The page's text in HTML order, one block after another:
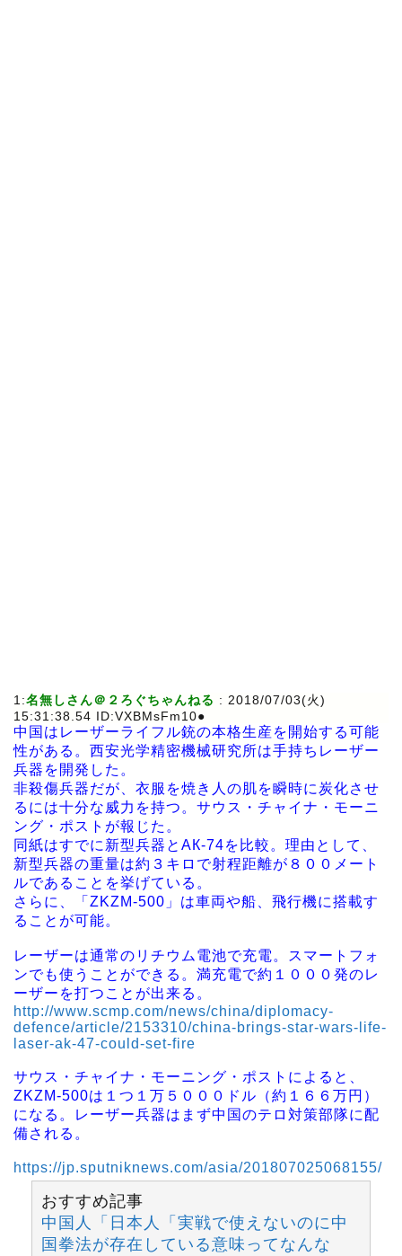
1:名無しさん＠２ろぐちゃんねる : 2018/07/03(火)
15:31:38.54 ID:VXBMsFm10●
中国はレーザーライフル銃の本格生産を開始する可能
性がある。西安光学精密機械研究所は手持ちレーザー
兵器を開発した。
非殺傷兵器だが、衣服を焼き人の肌を瞬時に炭化させ
るには十分な威力を持つ。サウス・チャイナ・モーニ
ング・ポストが報じた。
同紙はすでに新型兵器とАК-74を比較。理由として、
新型兵器の重量は約３キロで射程距離が８００メート
ルであることを挙げている。
さらに、「ZKZM-500」は車両や船、飛行機に搭載す
ることが可能。
レーザーは通常のリチウム電池で充電。スマートフォ
ンでも使うことができる。満充電で約１０００発のレ
ーザーを打つことが出来る。
http://www.scmp.com/news/china/diplomacy-
defence/article/2153310/china-brings-star-wars-life-
laser-ak-47-could-set-fire
サウス・チャイナ・モーニング・ポストによると、
ZKZM-500は１つ１万５０００ドル（約１６６万円）
になる。レーザー兵器はまず中国のテロ対策部隊に配
備される。
https://jp.sputniknews.com/asia/201807025068155/
おすすめ記事
中国人「日本人「実戦で使えないのに中
国拳法が存在している意味ってなんな